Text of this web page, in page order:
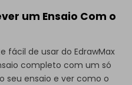
um Ensaio Com o
fácil de usar do EdrawMax
completo com um só
seu ensaio e ver como o